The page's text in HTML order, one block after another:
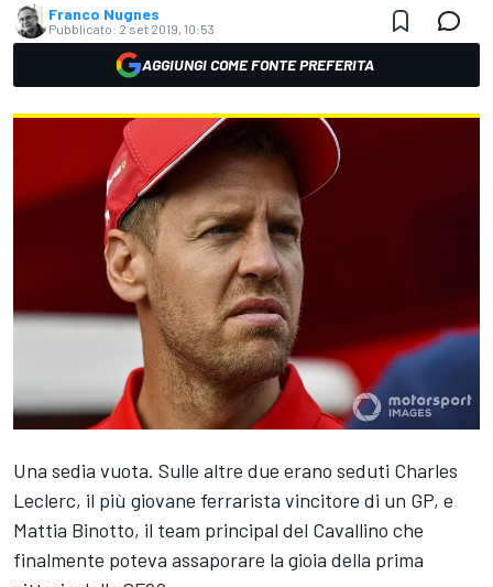
Franco Nugnes
Pubblicato: 2 set 2019, 10:53
AGGIUNGI COME FONTE PREFERITA
Una sedia vuota. Sulle altre due erano seduti Charles
Leclerc, il più giovane ferrarista vincitore di un GP, e
Mattia Binotto, il team principal del Cavallino che
finalmente poteva assaporare la gioia della prima